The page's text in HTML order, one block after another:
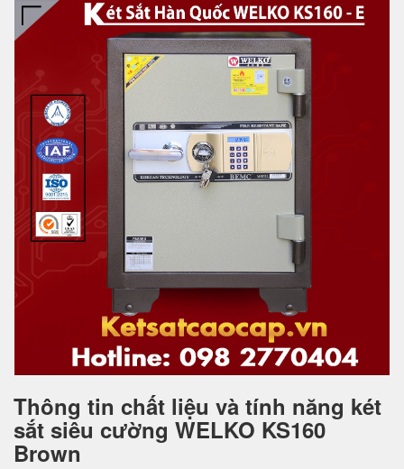
Thông tin chất liệu và tính năng két
sắt siêu cường WELKO KS160
Brown